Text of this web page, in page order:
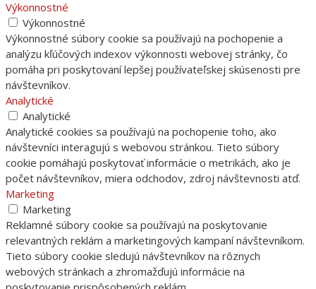
Výkonnostné
Výkonnostné
Výkonnostné súbory cookie sa používajú na pochopenie a
analýzu kľúčových indexov výkonnosti webovej stránky, čo
pomáha pri poskytovaní lepšej používateľskej skúsenosti pre
návštevníkov.
Analytické
Analytické
Analytické cookies sa používajú na pochopenie toho, ako
návštevníci interagujú s webovou stránkou. Tieto súbory
cookie pomáhajú poskytovať informácie o metrikách, ako je
počet návštevníkov, miera odchodov, zdroj návštevnosti atď.
Marketing
Marketing
Reklamné súbory cookie sa používajú na poskytovanie
relevantných reklám a marketingových kampaní návštevníkom.
Tieto súbory cookie sledujú návštevníkov na rôznych
webových stránkach a zhromažďujú informácie na